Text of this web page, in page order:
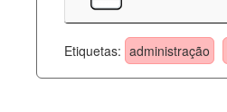
Etiquetas: administração